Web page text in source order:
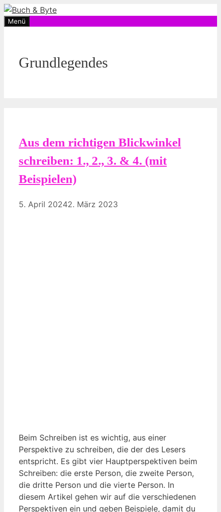
Zum
Inhalt
Menü
Grundlegendes
Aus dem richtigen Blickwinkel
schreiben: 1., 2., 3. & 4. (mit
Beispielen)
5. April 20242. März 2023
Beim Schreiben ist es wichtig, aus einer
Perspektive zu schreiben, die der des Lesers
entspricht. Es gibt vier Hauptperspektiven beim
Schreiben: die erste Person, die zweite Person,
die dritte Person und die vierte Person. In
diesem Artikel gehen wir auf die verschiedenen
Perspektiven ein und geben Beispiele, damit du